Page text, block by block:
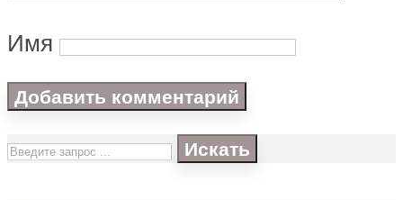
Имя
Искать